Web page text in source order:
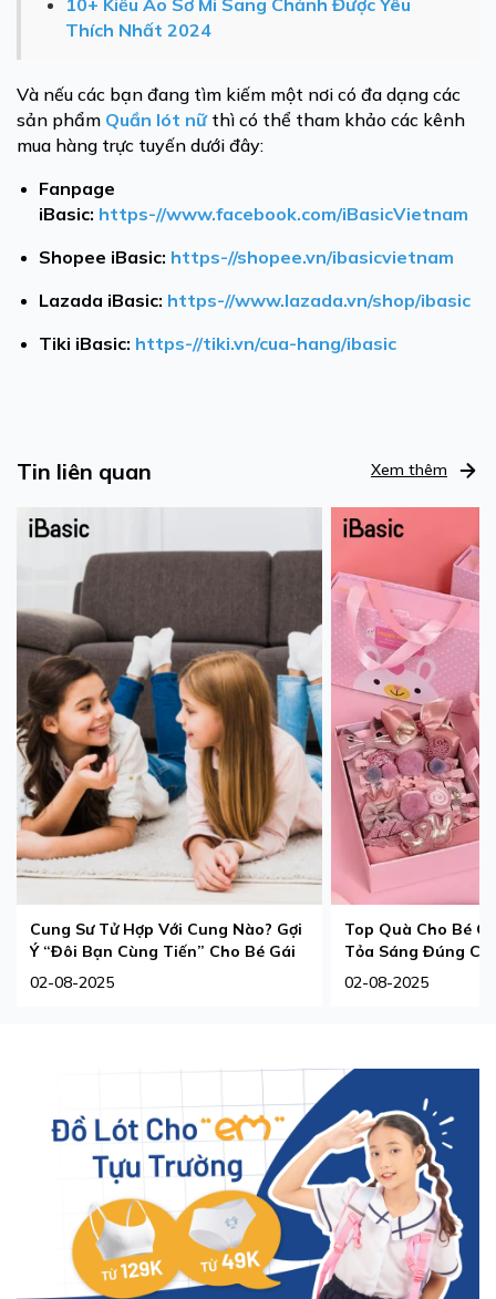
10+ Kiểu Áo Sơ Mi Sang Chảnh Được Yêu
Thích Nhất 2024
Và nếu các bạn đang tìm kiếm một nơi có đa dạng các
sản phẩm Quần lót nữthì có thể tham khảo các kênh
mua hàng trực tuyến dưới đây:
Fanpage
iBasic: https-//www.facebook.com/iBasicVietnam
Shopee iBasic: https-//shopee.vn/ibasicvietnam
Lazada iBasic: https-//www.lazada.vn/shop/ibasic
Tiki iBasic: https-//tiki.vn/cua-hang/ibasic
Tin liên quan Xem thêm
Cung Sư Tử Hợp Với Cung Nào? Gợi
Ý “Đôi Bạn Cùng Tiến” Cho Bé Gái
02-08-2025
Top Quà Cho Bé
Tỏa Sáng Đúng
02-08-2025